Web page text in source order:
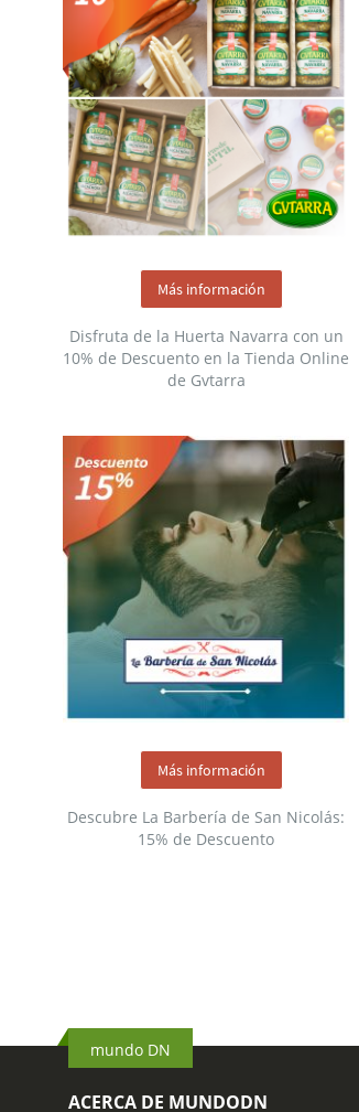
Disfruta de la Huerta Navarra con un
10% de Descuento en la Tienda Online
de Gvtarra
Más información
Descubre La Barbería de San Nicolás:
15% de Descuento
Más información
mundo DN
ACERCA DE MUNDODN